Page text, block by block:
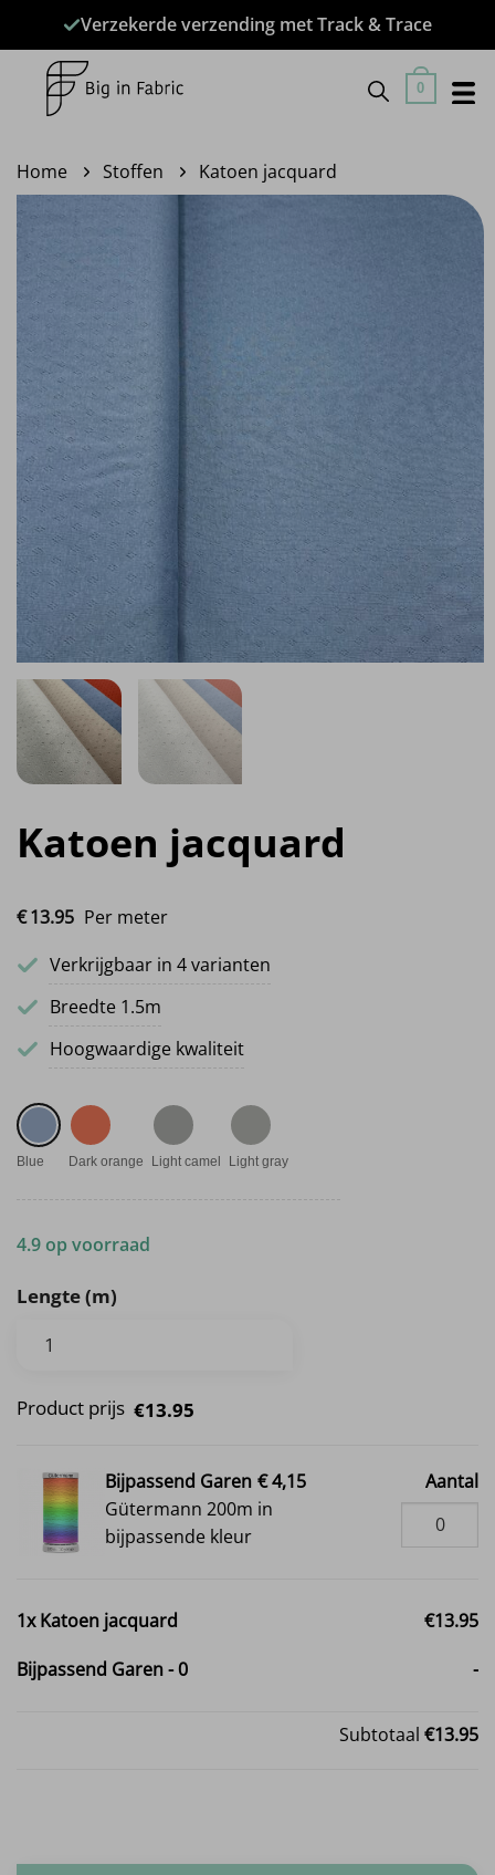
inhoud
Verzekerde verzending met Track & Trace
0
Home Stoffen Katoen jacquard
Katoen jacquard
€13.95 Per meter
Verkrijgbaar in 4 varianten
Breedte 1.5m
Hoogwaardige kwaliteit
Blue Dark orange Light camel Light gray
4.9 op voorraad
Lengte (m)
Product prijs €13.95
Bijpassend Garen € 4,15
Gütermann 200m in
bijpassende kleur
Aantal
1xKatoen jacquard €13.95
Bijpassend Garen-0 -
Subtotaal €13.95